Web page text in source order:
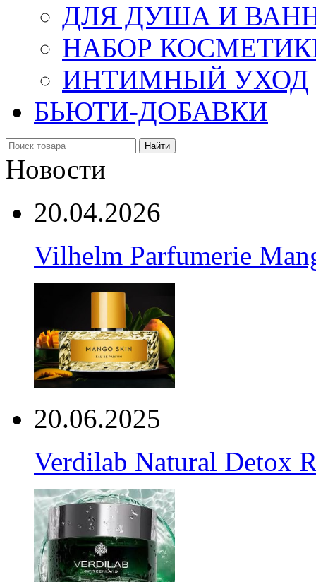
ДЛЯ ДУША И
НАБОР
ИНТИМНЫЙ УХОД
БЬЮТИ-ДОБАВКИ
Найти
Новости
20.04.2026
Vilhelm Parfumerie
20.06.2025
Verdilab Natural Detox